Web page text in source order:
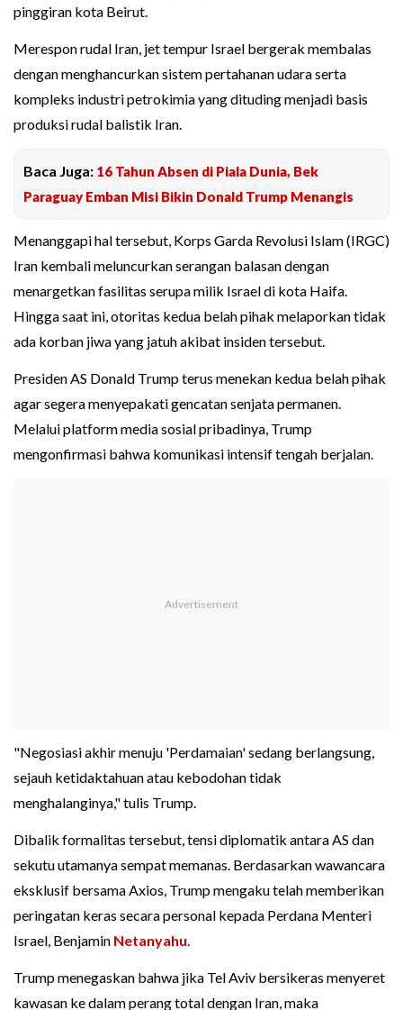
pinggiran kota Beirut.
Merespon rudal Iran, jet tempur Israel bergerak membalas
dengan menghancurkan sistem pertahanan udara serta
kompleks industri petrokimia yang dituding menjadi basis
produksi rudal balistik Iran.
Baca Juga: 16 Tahun Absen di Piala Dunia, Bek
Paraguay Emban Misi Bikin Donald Trump Menangis
Menanggapi hal tersebut, Korps Garda Revolusi Islam (IRGC)
Iran kembali meluncurkan serangan balasan dengan
menargetkan fasilitas serupa milik Israel di kota Haifa.
Hingga saat ini, otoritas kedua belah pihak melaporkan tidak
ada korban jiwa yang jatuh akibat insiden tersebut.
Presiden AS Donald Trump terus menekan kedua belah pihak
agar segera menyepakati gencatan senjata permanen.
Melalui platform media sosial pribadinya, Trump
mengonfirmasi bahwa komunikasi intensif tengah berjalan.
"Negosiasi akhir menuju 'Perdamaian' sedang berlangsung,
sejauh ketidaktahuan atau kebodohan tidak
menghalanginya," tulis Trump.
Dibalik formalitas tersebut, tensi diplomatik antara AS dan
sekutu utamanya sempat memanas. Berdasarkan wawancara
eksklusif bersama Axios, Trump mengaku telah memberikan
peringatan keras secara personal kepada Perdana Menteri
Israel, Benjamin Netanyahu.
Trump menegaskan bahwa jika Tel Aviv bersikeras menyeret
kawasan ke dalam perang total dengan Iran, maka